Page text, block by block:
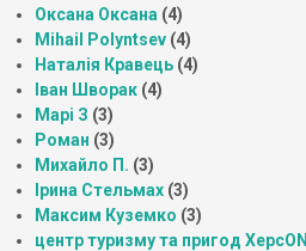
Оксана Оксана (4)
Mihail Polyntsev (4)
Наталія Кравець (4)
Іван Шворак (4)
Марі З (3)
Роман (3)
Михайло П. (3)
Ірина Стельмах (3)
Максим Куземко (3)
центр туризму та пригод ХерсON